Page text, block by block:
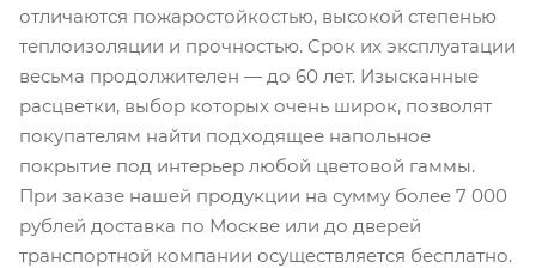
отличаются пожаростойкостью, высокой степенью
теплоизоляции и прочностью. Срок их эксплуатации
весьма продолжителен — до 60 лет. Изысканные
расцветки, выбор которых очень широк, позволят
покупателям найти подходящее напольное
покрытие под интерьер любой цветовой гаммы.
При заказе нашей продукции на сумму более 7 000
рублей доставка по Москве или до дверей
транспортной компании осуществляется бесплатно.